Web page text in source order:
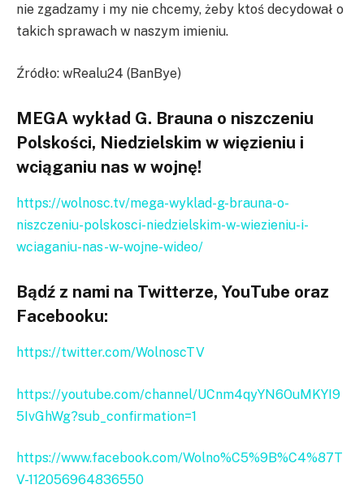
nie zgadzamy i my nie chcemy, żeby ktoś decydował o
takich sprawach w naszym imieniu.
Źródło: wRealu24 (BanBye)
MEGA wykład G. Brauna o niszczeniu
Polskości, Niedzielskim w więzieniu i
wciąganiu nas w wojnę!
https://wolnosc.tv/mega-wyklad-g-brauna-o-
niszczeniu-polskosci-niedzielskim-w-wiezieniu-i-
wciaganiu-nas-w-wojne-wideo/
Bądź z nami na Twitterze, YouTube oraz
Facebooku:
https://twitter.com/WolnoscTV
https://youtube.com/channel/UCnm4qyYN6OuMKYI9
5IvGhWg?sub_confirmation=1
https://www.facebook.com/Wolno%C5%9B%C4%87T
V-112056964836550